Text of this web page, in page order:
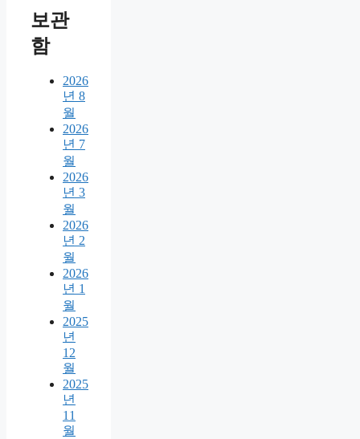
보관
함
2026
년 8
월
2026
년 7
월
2026
년 3
월
2026
년 2
월
2026
년 1
월
2025
년
12
월
2025
년
11
월